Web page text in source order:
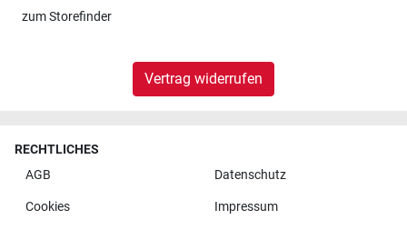
zumStorefinder
Vertrag widerrufen
RECHTLICHES
AGB
Datenschutz
Cookies Impressum